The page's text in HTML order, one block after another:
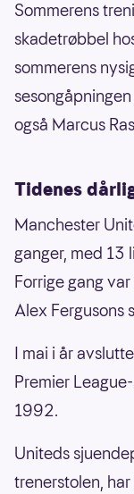
Sommerens
skadetrøbbel
sommerens
også Marcus
Tidenes
Manchester
ganger, med 13
Forrige gang
Alex Fergusons
I mai i år
Premier
1992.
Uniteds
trenerstolen,